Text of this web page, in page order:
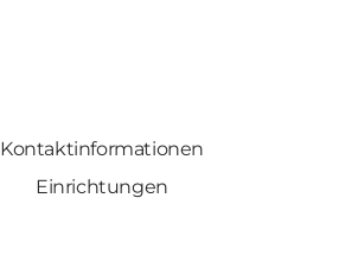
Kontaktinformationen
Einrichtungen